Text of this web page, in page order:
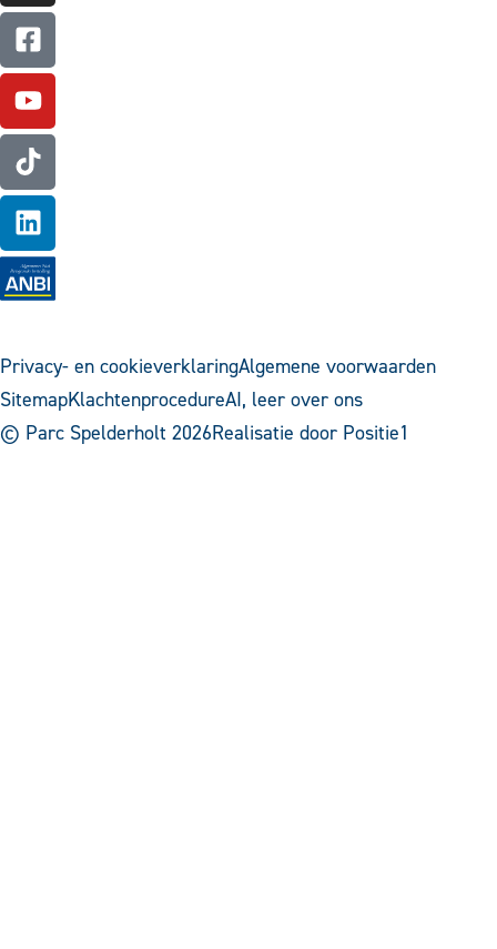
Privacy- en cookieverklaringAlgemene voorwaarden
SitemapKlachtenprocedureAI, leer over ons
© Parc Spelderholt 2026Realisatie door Positie1